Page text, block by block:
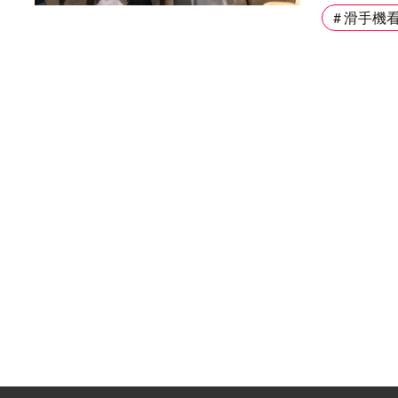
《心中住著
# 滑手機